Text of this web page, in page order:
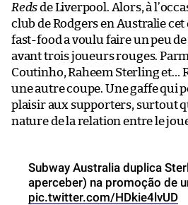
Redsde Liverpool. Alors, à
club de Rodgers en Australie cet
fast-food a voulu faire un peu
avant trois joueurs rouges.
Coutinho, Raheem Sterling et…
une autre coupe. Une gaffe qui
plaisir aux supporters, surtout
nature de la relation entre le
Subway Australia duplica
aperceber) na promoção de
pic.twitter.com/HDkie4lvUD